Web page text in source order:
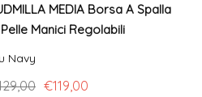
MEDIA Borsa A Spalla
Pelle Manici Regolabili
Navy
€119,00